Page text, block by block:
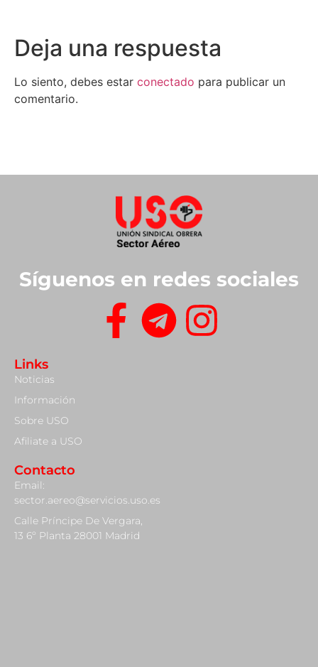
Deja una respuesta
Lo siento, debes estar conectado para publicar un
comentario.
Síguenos en redes sociales
Links
Noticias
Información
Sobre USO
Afiliate a USO
Contacto
Email:
sector.aereo@servicios.uso.es
Calle Príncipe De Vergara,
13 6º Planta 28001 Madrid